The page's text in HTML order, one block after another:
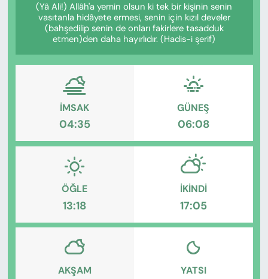
(Yâ Ali!) Allâh'a yemin olsun ki tek bir kişinin senin
vasıtanla hidâyete ermesi, senin için kızıl develer
(bahşedilip senin de onları fakirlere tasadduk
etmen)den daha hayırlıdır. (Hadis-i şerif)
İMSAK
04:35
GÜNEŞ
06:08
ÖĞLE
13:18
İKINDI
17:05
AKŞAM YATSI
KADIN
SAĞLIK
KÜLTÜR-SANAT
MAGAZİN
ÖZEL HABER
YAZAR KÖŞESİ
SİYASET
VAN VE DİYARBAKIR HABERLERİ
Haber Arşivi